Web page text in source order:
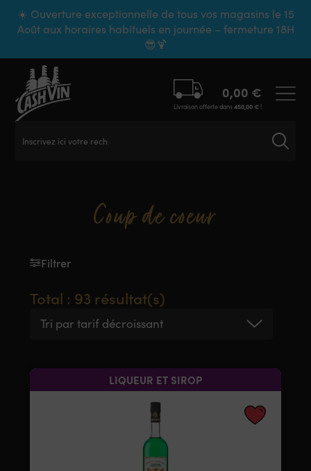
☀️ Ouverture exceptionnelle de tous vos magasins le 15
Août aux horaires habituels en journée – fermeture 18H
😎🍹
Inscrivez ici votre recherche
0,00 €
Livraison offerte dans450,00 €!
Coup de coeur
Filtrer
Total : 93 résultat(s)
Tri par tarif décroissant
LIQUEUR ET SIROP
Panneau de gestion des cookies